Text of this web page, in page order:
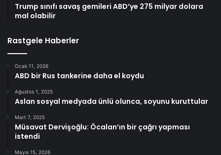
Trump sınıfı savaş gemileri ABD’ye 275 milyar dolara
mal olabilir
Rastgele Haberler
Ocak 11, 2026
ABD bir Rus tankerine daha el koydu
Ağustos 1, 2025
Aslan sosyal medyada ünlü olunca, soyunu kuruttular
Mart 7, 2025
Müsavat Dervişoğlu: Öcalan’ın bir çağrı yapması
istendi
Mayıs 15, 2026